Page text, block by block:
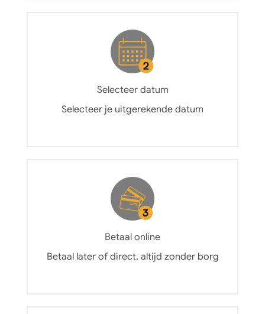
Selecteer datum
Selecteer je uitgerekende datum
Betaal online
Betaal later of direct, altijd zonder borg